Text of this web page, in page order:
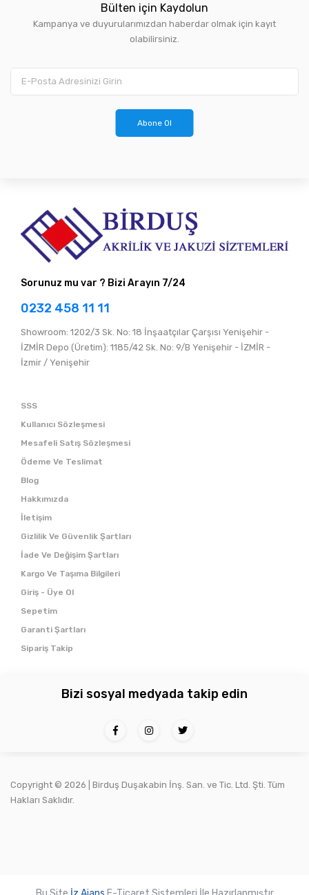
Bülten için Kaydolun
Kampanya ve duyurularımızdan haberdar olmak için kayıt
olabilirsiniz.
Abone Ol
Sorunuz mu var ? Bizi Arayın 7/24
0232 458 11 11
Showroom: 1202/3 Sk. No: 18 İnşaatçılar Çarşısı Yenişehir -
İZMİR Depo (Üretim): 1185/42 Sk. No: 9/B Yenişehir - İZMİR -
İzmir / Yenişehir
SSS
Kullanıcı Sözleşmesi
Mesafeli Satış Sözleşmesi
Ödeme Ve Teslimat
Blog
Hakkımızda
İletişim
Gizlilik Ve Güvenlik Şartları
İade Ve Değişim Şartları
Kargo Ve Taşıma Bilgileri
Giriş - Üye Ol
Sepetim
Garanti Şartları
Sipariş Takip
Bizi sosyal medyada takip edin
Copyright © 2026 | Birduş Duşakabin İnş. San. ve Tic. Ltd. Şti. Tüm
Hakları Saklıdır.